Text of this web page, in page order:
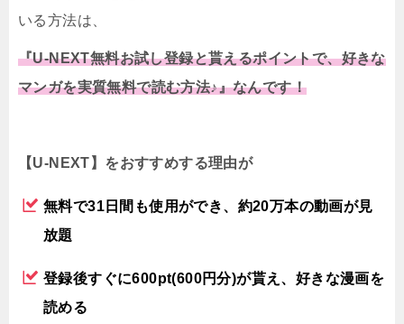
いる方法は、
『U-NEXT無料お試し登録と貰えるポイントで、好きな
マンガを実質無料で読む方法♪』なんです！
【U-NEXT】をおすすめする理由が
無料で31日間も使用ができ、約20万本の動画が見
放題
登録後すぐに600pt(600円分)が貰え、好きな漫画を
読める